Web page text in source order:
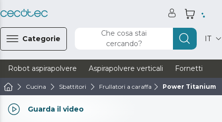
Categorie
Che cosa stai
cercando?
IT
Robot aspirapolvere Aspirapolvere verticali Fornetti
Cucina Sbattitori Frullatori a caraffa Power Titanium
Guarda il video